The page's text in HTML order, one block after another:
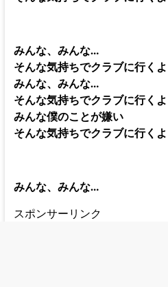
みんな、みんな…
そんな気持ちでクラブに行くよ
みんな、みんな…
そんな気持ちでクラブに行くよ
みんな僕のことが嫌い
そんな気持ちでクラブに行くよ
みんな、みんな…
スポンサーリンク